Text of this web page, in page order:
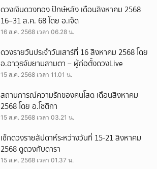
ดวงเงินดวงทอง ปักษ์หลัง เดือนสิงหาคม 2568
16–31 ส.ค. 68 โดย อ.เจ็ด
16 ส.ค. 2568 เวลา 06.28 น.
ดวงรายวันประจำวันเสาร์ที่ 16 สิงหาคม 2568 โดย
อ.อาวุธจับยามสามตา – ผู้ก่อตั้งดวงLive
15 ส.ค. 2568 เวลา 11.01 น.
สถานการณ์ความรักของคนโสด เดือนสิงหาคม
2568 โดย อ.โชติกา
15 ส.ค. 2568 เวลา 03.21 น.
เช็กดวงรายสัปดาห์ระหว่างวันที่ 15-21 สิงหาคม
2568 ดูดวงกับดารา
15 ส.ค. 2568 เวลา 01.37 น.